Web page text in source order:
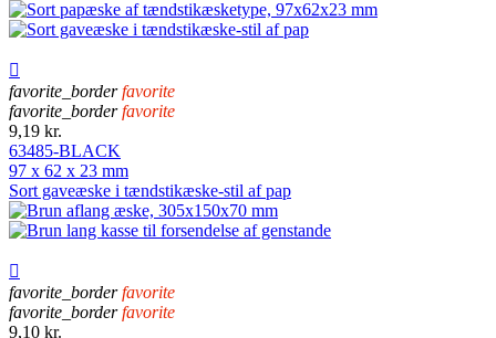

favorite_border favorite
favorite_border favorite
9,19 kr.
63485-BLACK
97 x 62 x 23 mm
Sort gaveæske i tændstikæske-stil af pap

favorite_border favorite
favorite_border favorite
9,10 kr.